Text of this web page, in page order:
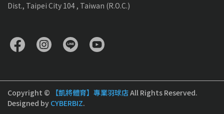
Dist., Taipei City 104 , Taiwan (R.O.C.)
Copyright © 【凱將體育】專業羽球店All Rights Reserved.
Designed by CYBERBIZ.